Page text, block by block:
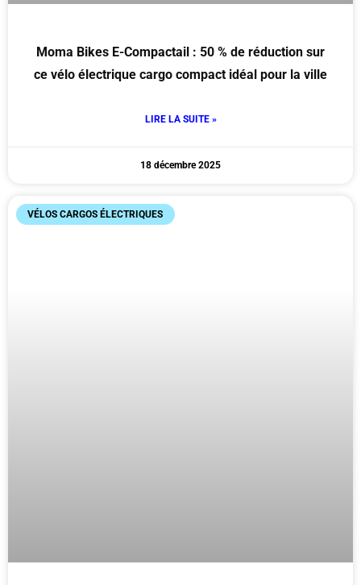
Moma Bikes E-Compactail : 50 % de réduction sur
ce vélo électrique cargo compact idéal pour la ville
LIRE LA SUITE »
18 décembre 2025
VÉLOS CARGOS ÉLECTRIQUES